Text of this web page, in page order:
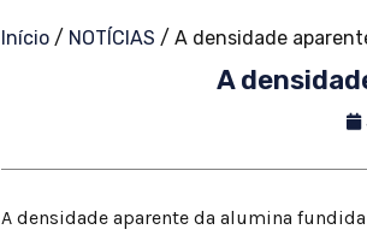
Início / NOTÍCIAS / A densidade
A
A densidade aparente da alumina